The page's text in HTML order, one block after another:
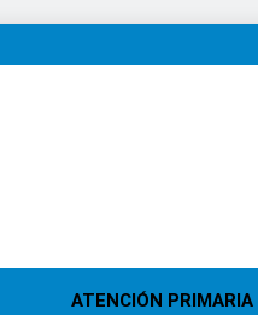
ATENCIÓN PRIMARIA